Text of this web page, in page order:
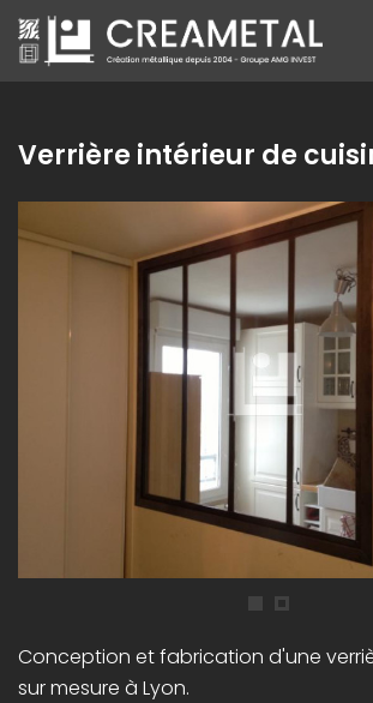
CREAMETAL Création métallique
FABRICATION MÉTALLIQUE
NOSRÉALISATIONS
NOS RÉFÉRENCES
/ PRESSE
CONTACT
Verrière intérieur de
Conception et fabrication d'une
sur mesure à Lyon.